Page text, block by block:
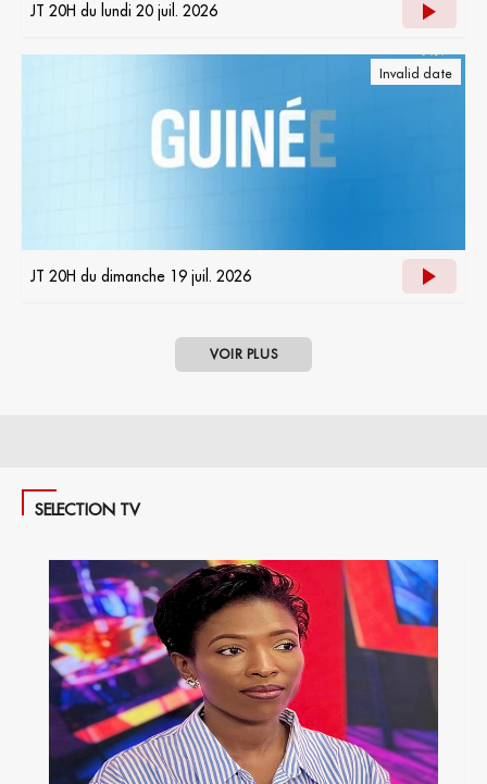
JT 20H du lundi 20 juil. 2026
Invalid date
JT 20H du dimanche 19 juil. 2026
VOIR PLUS
SELECTION TV